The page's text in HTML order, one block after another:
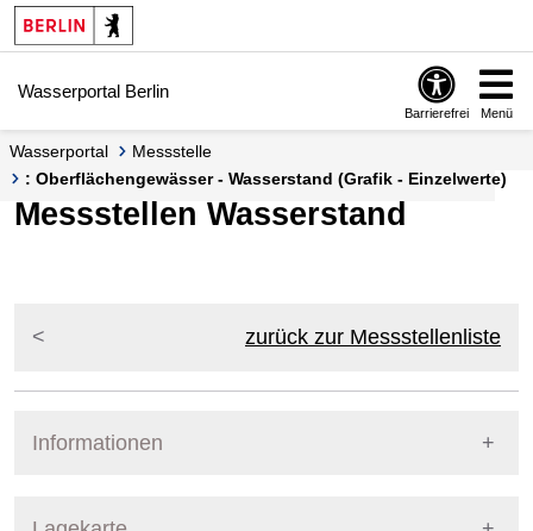
Springe zur Navigation
Springe zum Inhalt
Wasserportal Berlin
Barrierefrei Menü
Wasserportal
Messstelle
: Oberflächengewässer - Wasserstand (Grafik - Einzelwerte)
Messstellen Wasserstand
zurück zur Messstellenliste
Informationen